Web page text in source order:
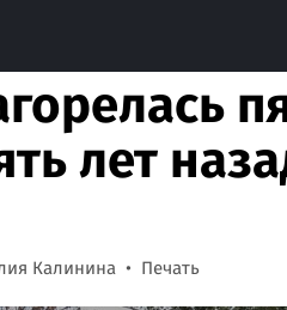
лет
Калинина Печать